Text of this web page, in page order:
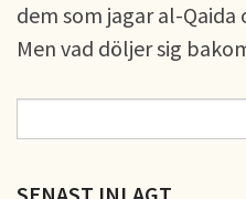
dem som jagar al-Qaida
Men vad döljer sig
SÖKFORMULÄR